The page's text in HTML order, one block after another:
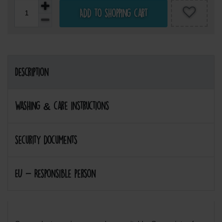
Add to shopping cart
Description
Washing & care instructions
security documents
EU - Responsible person